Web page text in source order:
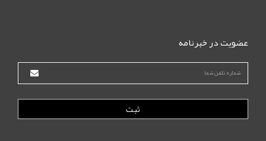
عضویت در خبرنامه
ثبت